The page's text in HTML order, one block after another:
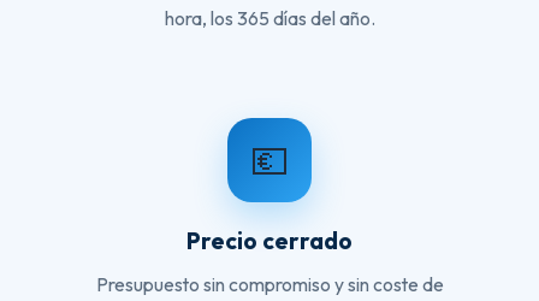
hora, los 365 días del año.
💶
Precio cerrado
Presupuesto sin compromiso y sin coste de